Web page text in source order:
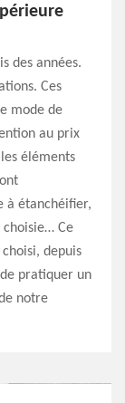
des années.
Ces
mode de
au prix
éléments
à étanchéifier,
Ce
depuis
pratiquer un
notre